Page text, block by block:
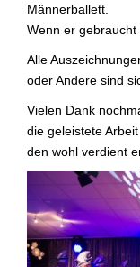
Männerballett.
Wenn er gebraucht
Alle
oder Andere sind
Vielen Dank
die geleistete
den wohl verdient